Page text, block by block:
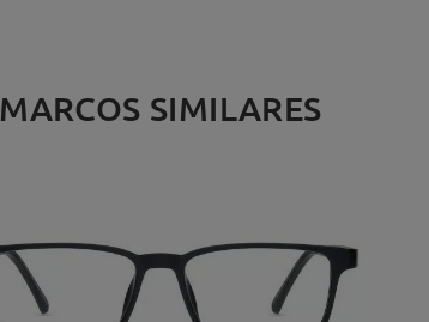
MARCOS SIMILARES